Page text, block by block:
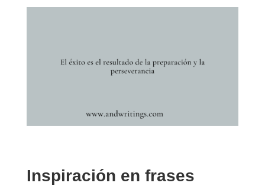
Inspiración en frases